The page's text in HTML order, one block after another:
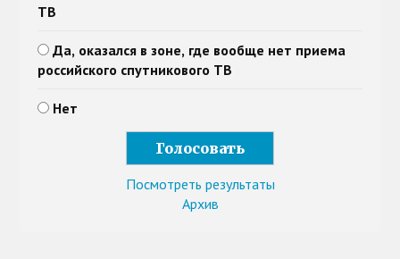
ТВ
Да, оказался в зоне, где вообще нет приема
российского спутникового ТВ
Нет
Посмотреть результаты
Архив